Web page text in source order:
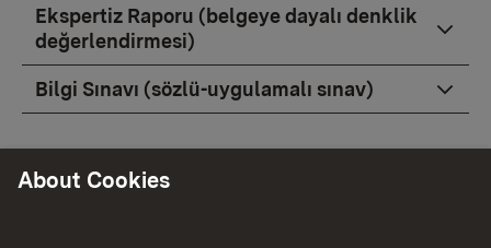
Ekspertiz Raporu (belgeye dayalı denklik
değerlendirmesi)
Bilgi Sınavı (sözlü-uygulamalı sınav)
Yurtdışında eğitim almış doktorlar için bilgi
About Cookies